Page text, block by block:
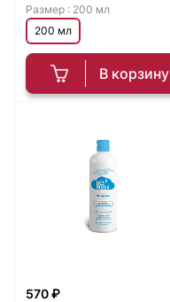
В корзину
Размер : 200 мл
200 мл
570 ₽